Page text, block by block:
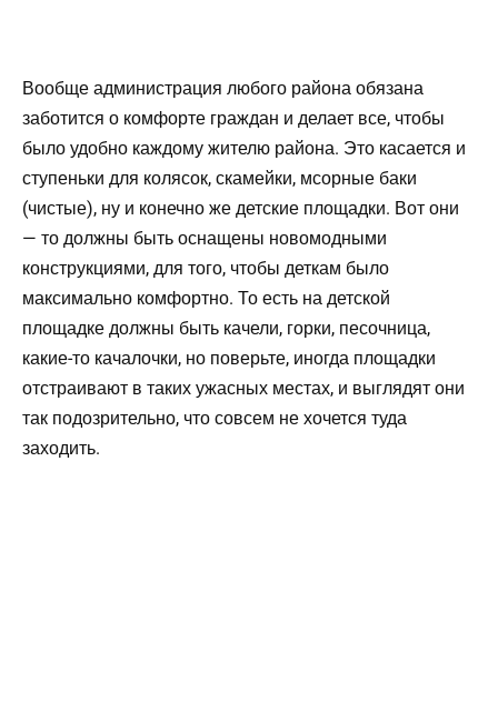
Вообще администрация любого района обязана
заботится о комфорте граждан и делает все, чтобы
было удобно каждому жителю района. Это касается и
ступеньки для колясок, скамейки, мсорные баки
(чистые), ну и конечно же детские площадки. Вот они
— то должны быть оснащены новомодными
конструкциями, для того, чтобы деткам было
максимально комфортно. То есть на детской
площадке должны быть качели, горки, песочница,
какие-то качалочки, но поверьте, иногда площадки
отстраивают в таких ужасных местах, и выглядят они
так подозрительно, что совсем не хочется туда
заходить.